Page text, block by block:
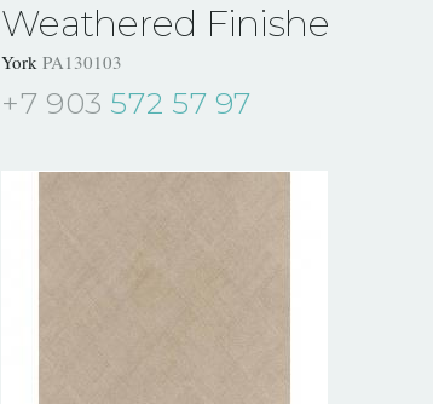
Weathered Finishes
York PA130103
+7 903 572 57 97